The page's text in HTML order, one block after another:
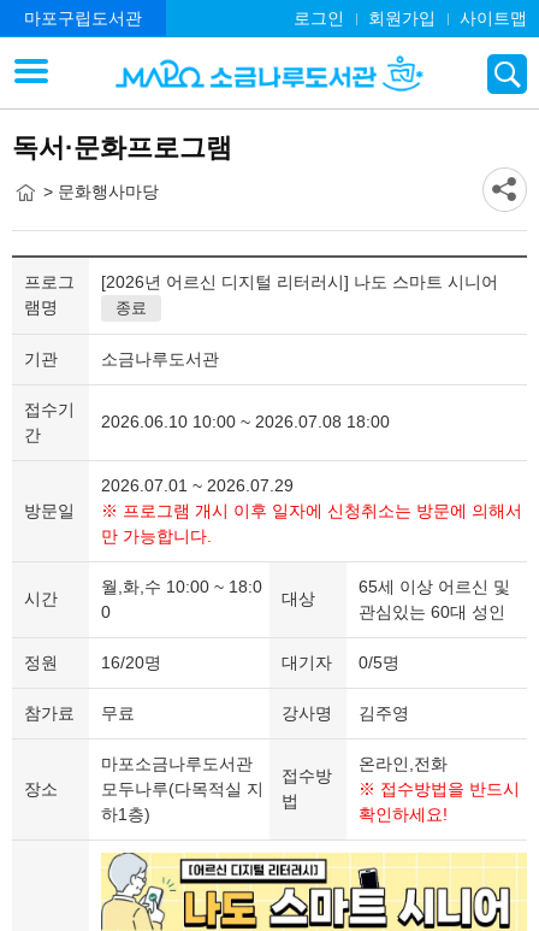
마포구립도서관 로그인 회원가입 사이트맵
독서·문화프로그램
> 문화행사마당
프로그
램명
[2026년 어르신 디지털 리터러시] 나도 스마트 시니어
종료
기관 소금나루도서관
접수기
간
2026.06.10 10:00 ~ 2026.07.08 18:00
방문일
2026.07.01 ~ 2026.07.29
※ 프로그램 개시 이후 일자에 신청취소는 방문에 의해서
만 가능합니다.
시간
월,화,수 10:00 ~ 18:0
0
대상
65세 이상 어르신 및
관심있는 60대 성인
정원 16/20명 대기자 0/5명
참가료 무료 강사명 김주영
장소
마포소금나루도서관
모두나루(다목적실 지
하1층)
접수방
법
온라인,전화
※ 접수방법을 반드시
확인하세요!